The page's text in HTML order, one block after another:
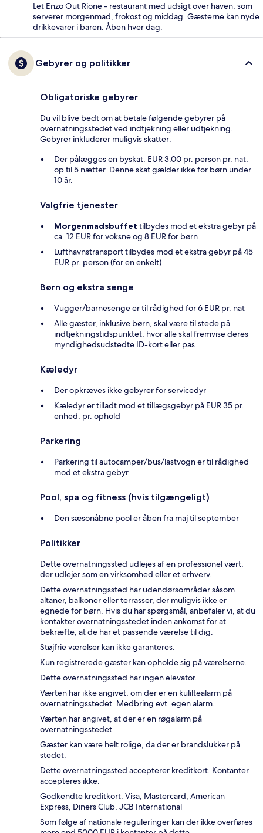
Let Enzo Out Rione - restaurant med udsigt over haven, som
serverer morgenmad, frokost og middag. Gæsterne kan nyde
drikkevarer i baren. Åben hver dag.
Gebyrer og politikker
Obligatoriske gebyrer
Du vil blive bedt om at betale følgende gebyrer på
overnatningsstedet ved indtjekning eller udtjekning.
Gebyrer inkluderer muligvis skatter:
Der pålægges en byskat: EUR 3.00 pr. person pr. nat,
op til 5 nætter. Denne skat gælder ikke for børn under
10 år.
Valgfrie tjenester
Morgenmadsbuffet tilbydes mod et ekstra gebyr på
ca. 12 EUR for voksne og 8 EUR for børn
Lufthavnstransport tilbydes mod et ekstra gebyr på 45
EUR pr. person (for en enkelt)
Børn og ekstra senge
Vugger/barnesenge er til rådighed for 6 EUR pr. nat
Alle gæster, inklusive børn, skal være til stede på
indtjekningstidspunktet, hvor alle skal fremvise deres
myndighedsudstedte ID-kort eller pas
Kæledyr
Der opkræves ikke gebyrer for servicedyr
Kæledyr er tilladt mod et tillægsgebyr på EUR 35 pr.
enhed, pr. ophold
Parkering
Parkering til autocamper/bus/lastvogn er til rådighed
mod et ekstra gebyr
Pool, spa og fitness (hvis tilgængeligt)
Den sæsonåbne pool er åben fra maj til september
Politikker
Dette overnatningssted udlejes af en professionel vært,
der udlejer som en virksomhed eller et erhverv.
Dette overnatningssted har udendørsområder såsom
altaner, balkoner eller terrasser, der muligvis ikke er
egnede for børn. Hvis du har spørgsmål, anbefaler vi, at du
kontakter overnatningsstedet inden ankomst for at
bekræfte, at de har et passende værelse til dig.
Støjfrie værelser kan ikke garanteres.
Kun registrerede gæster kan opholde sig på værelserne.
Dette overnatningssted har ingen elevator.
Værten har ikke angivet, om der er en kuliltealarm på
overnatningsstedet. Medbring evt. egen alarm.
Værten har angivet, at der er en røgalarm på
overnatningsstedet.
Gæster kan være helt rolige, da der er brandslukker på
stedet.
Dette overnatningssted accepterer kreditkort. Kontanter
accepteres ikke.
Godkendte kreditkort: Visa, Mastercard, American
Express, Diners Club, JCB International
Som følge af nationale reguleringer kan der ikke overføres